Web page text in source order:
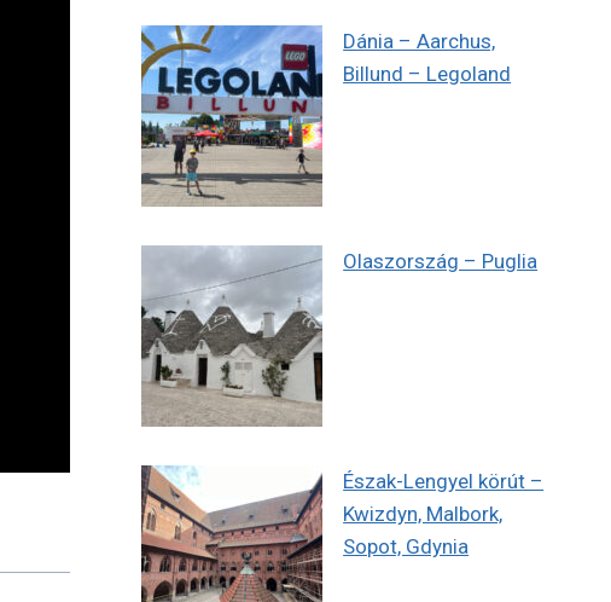
Dánia – Aarchus,
Billund – Legoland
Olaszország – Puglia
Észak-Lengyel körút –
Kwizdyn, Malbork,
Sopot, Gdynia